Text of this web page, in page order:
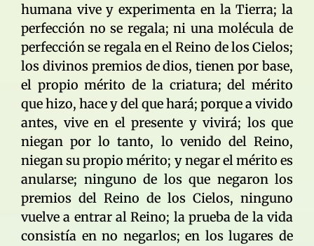
humana vive y experimenta en la Tierra; la
perfección no se regala; ni una molécula de
perfección se regala en el Reino de los Cielos;
los divinos premios de dios, tienen por base,
el propio mérito de la criatura; del mérito
que hizo, hace y del que hará; porque a vivido
antes, vive en el presente y vivirá; los que
niegan por lo tanto, lo venido del Reino,
niegan su propio mérito; y negar el mérito es
anularse; ninguno de los que negaron los
premios del Reino de los Cielos, ninguno
vuelve a entrar al Reino; la prueba de la vida
consistía en no negarlos; en los lugares de